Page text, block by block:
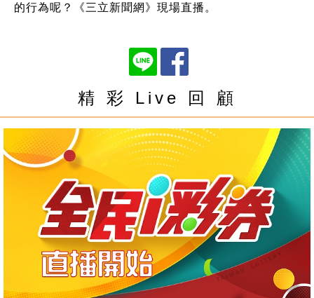
的行為呢？《三立新聞網》現場直播。
精 彩 Live 回 顧